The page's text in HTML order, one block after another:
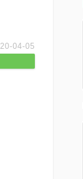
04-05